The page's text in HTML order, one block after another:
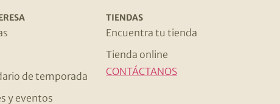
de temporada
y eventos
TIENDAS
Encuentra tu tienda
Tienda online
CONTÁCTANOS